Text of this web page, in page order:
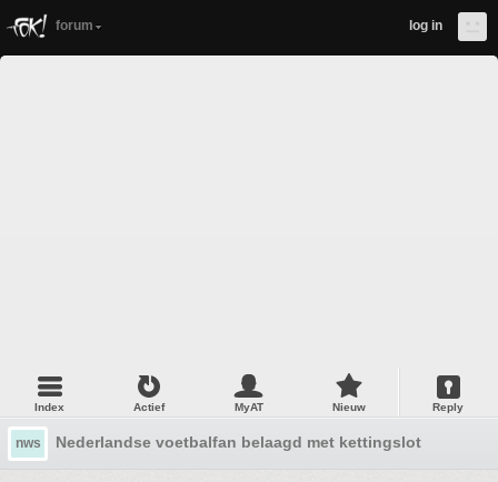
forum log in
Index Actief MyAT Nieuw Reply
nws Nederlandse voetbalfan belaagd met kettingslot